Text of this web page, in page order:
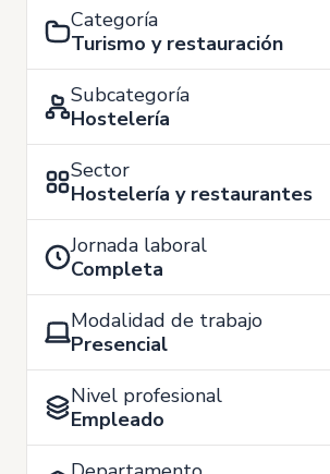
Categoría
Turismo y restauración
Subcategoría
Hostelería
Sector
Hostelería y restaurantes
Jornada laboral
Completa
Modalidad de trabajo
Presencial
Nivel profesional
Empleado